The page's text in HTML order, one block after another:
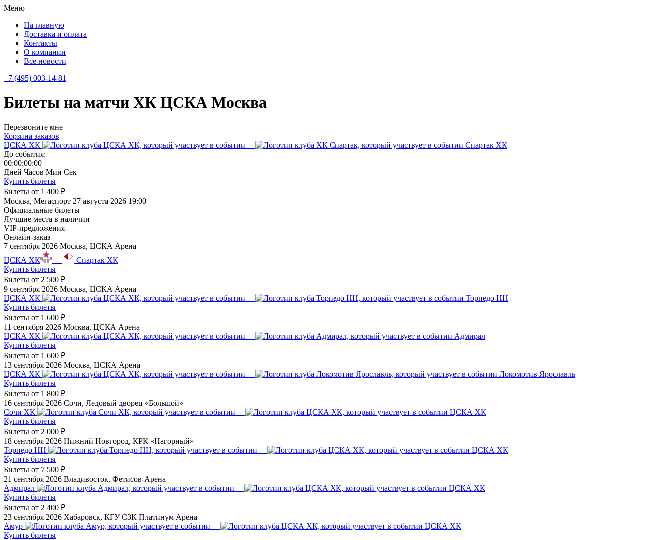
Меню
На главную
Доставка и оплата
Контакты
О компании
Все новости
+7 (495) 003-14-81
Билеты на матчи ХК ЦСКА Москва
Перезвоните мне
Корзина заказов
ЦСКА ХК
—
Спартак ХК
До события:
00:00:00:00
Дней Часов Мин Сек
Купить билеты
Билеты от 1 400 ₽
Москва, Мегаспорт 27 августа 2026 19:00
Официальные билеты
Лучшие места в наличии
VIP-предложения
Онлайн-заказ
7 сентября 2026 Москва, ЦСКА Арена
ЦСКА ХК
—
Спартак ХК
Купить билеты
Билеты от 2 500 ₽
9 сентября 2026 Москва, ЦСКА Арена
ЦСКА ХК
—
Торпедо НН
Купить билеты
Билеты от 1 600 ₽
11 сентября 2026 Москва, ЦСКА Арена
ЦСКА ХК
—
Адмирал
Купить билеты
Билеты от 1 600 ₽
13 сентября 2026 Москва, ЦСКА Арена
ЦСКА ХК
—
Локомотив Ярославль
Купить билеты
Билеты от 1 800 ₽
16 сентября 2026 Сочи, Ледовый дворец «Большой»
Сочи ХК
—
ЦСКА ХК
Купить билеты
Билеты от 2 000 ₽
18 сентября 2026 Нижний Новгород, КРК «Нагорный»
Торпедо НН
—
ЦСКА ХК
Купить билеты
Билеты от 7 500 ₽
21 сентября 2026 Владивосток, Фетисов-Арена
Адмирал
—
ЦСКА ХК
Купить билеты
Билеты от 2 400 ₽
23 сентября 2026 Хабаровск, КГУ СЗК Платинум Арена
Амур
—
ЦСКА ХК
Купить билеты